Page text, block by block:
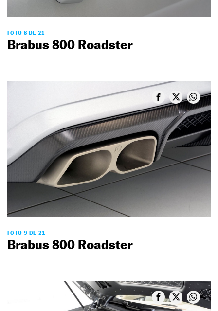
FOTO 8 DE 21
Brabus 800 Roadster
FOTO 9 DE 21
Brabus 800 Roadster